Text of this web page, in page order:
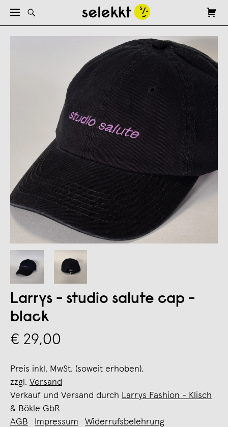
Larrys - studio salute cap -
black
€ 29,00
Preis inkl. MwSt. (soweit erhoben),
zzgl. Versand
Verkauf und Versand durch
Larrys Fashion - Klisch
& Bökle GbR
AGB
Impressum Widerrufsbelehrung